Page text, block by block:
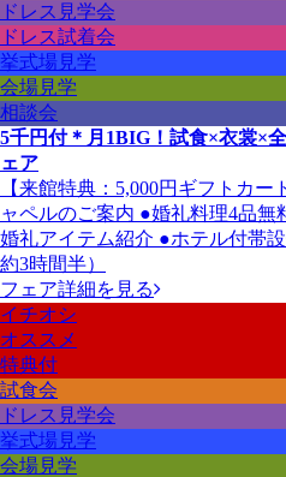
ドレス見学会
ドレス試着会
挙式場見学
会場見学
相談会
5千円付＊月1BIG！試食×衣裳×
ェア
【来館特典：5,000円ギフトカ
ャペルのご案内 ●婚礼料理4品
婚礼アイテム紹介 ●ホテル付帯
約3時間半）
フェア詳細を見る
イチオシ
オススメ
特典付
試食会
ドレス見学会
挙式場見学
会場見学